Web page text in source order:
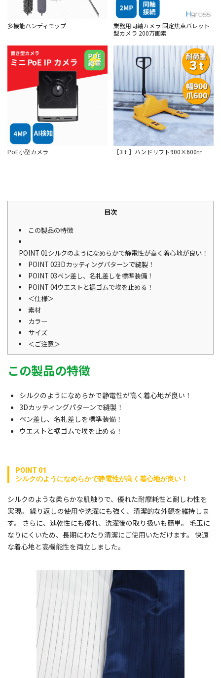
多機能ハンディモップ
業務用同軸カメラ 固定焦点バレット
型カメラ 200万画素
PoE小型カメラ ［3ｔ］ハンドリフト900×600㎜
目次
この製品の特徴
POINT 01シルクのようになめらかで静電性が高く着心地が良い！
POINT 023Dカッティングパターンで縫製！
POINT 03ペン差し、名札差しを標準装備！
POINT 04ウエストと裾ゴムで埃を止める！
＜仕様＞
素材
カラー
サイズ
＜ご注意＞
この製品の特徴
シルクのようになめらかで静電性が高く着心地が良い！
3Dカッティングパターンで縫製！
ペン差し、名札差しを標準装備！
ウエストと裾ゴムで埃を止める！
POINT 01
シルクのようになめらかで静電性が高く着心地が良い！
シルクのような柔らかな肌触りで、優れた耐摩耗性と耐しわ性を
実現。 繰り返しの使用や洗濯にも強く、清潔的な外観を維持しま
す。 さらに、速乾性にも優れ、洗濯後の取り扱いも簡単。 毛玉に
なりにくいため、長期にわたり清潔にご使用いただけます。 快適
な着心地と高機能性を両立しました。